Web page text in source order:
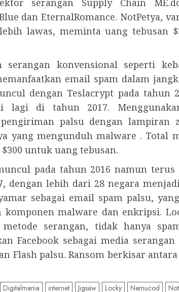
serangan Supply Chain
dan EternalRomance. NotPetya,
lawas, meminta uang tebusan
serangan konvensional seperti
email spam dalam
dengan Teslacrypt pada tahun
lagi di tahun 2017.
palsu dengan lampiran
yang mengunduh malware . Total
untuk uang tebusan.
pada tahun 2016 namun terus
dengan lebih dari 28 negara
sebagai email spam palsu,
komponen malware dan enkripsi.
serangan, tidak hanya
Facebook sebagai media serangan
Flash palsu. Ransom berkisar antara
Digitalmania internet Jigsaw Locky Nemucod